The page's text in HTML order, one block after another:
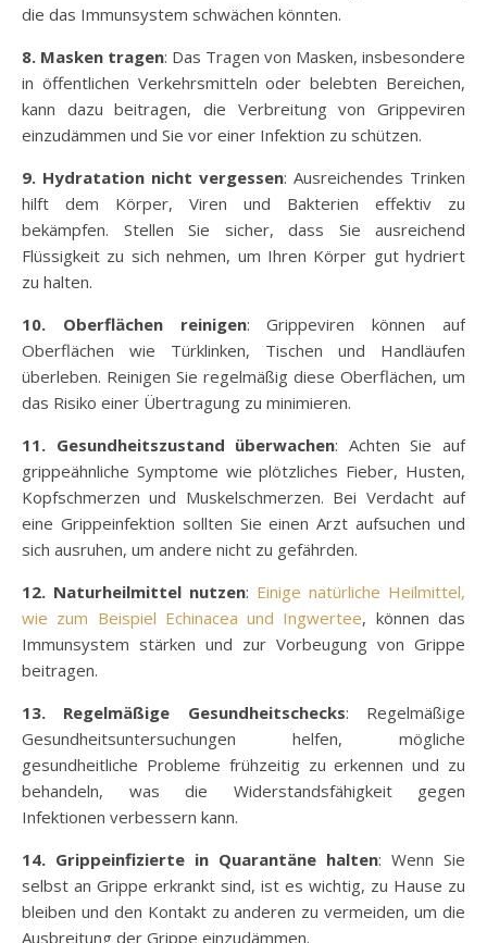
die das Immunsystem schwächen könnten.
8. Masken tragen: Das Tragen von Masken, insbesondere
in öffentlichen Verkehrsmitteln oder belebten Bereichen,
kann dazu beitragen, die Verbreitung von Grippeviren
einzudämmen und Sie vor einer Infektion zu schützen.
9. Hydratation nicht vergessen: Ausreichendes Trinken
hilft dem Körper, Viren und Bakterien effektiv zu
bekämpfen. Stellen Sie sicher, dass Sie ausreichend
Flüssigkeit zu sich nehmen, um Ihren Körper gut hydriert
zu halten.
10. Oberflächen reinigen: Grippeviren können auf
Oberflächen wie Türklinken, Tischen und Handläufen
überleben. Reinigen Sie regelmäßig diese Oberflächen, um
das Risiko einer Übertragung zu minimieren.
11. Gesundheitszustand überwachen: Achten Sie auf
grippeähnliche Symptome wie plötzliches Fieber, Husten,
Kopfschmerzen und Muskelschmerzen. Bei Verdacht auf
eine Grippeinfektion sollten Sie einen Arzt aufsuchen und
sich ausruhen, um andere nicht zu gefährden.
12. Naturheilmittel nutzen: Einige natürliche Heilmittel,
wie zum Beispiel Echinacea und Ingwertee, können das
Immunsystem stärken und zur Vorbeugung von Grippe
beitragen.
13. Regelmäßige Gesundheitschecks: Regelmäßige
Gesundheitsuntersuchungen helfen, mögliche
gesundheitliche Probleme frühzeitig zu erkennen und zu
behandeln, was die Widerstandsfähigkeit gegen
Infektionen verbessern kann.
14. Grippeinfizierte in Quarantäne halten: Wenn Sie
selbst an Grippe erkrankt sind, ist es wichtig, zu Hause zu
bleiben und den Kontakt zu anderen zu vermeiden, um die
Ausbreitung der Grippe einzudämmen.